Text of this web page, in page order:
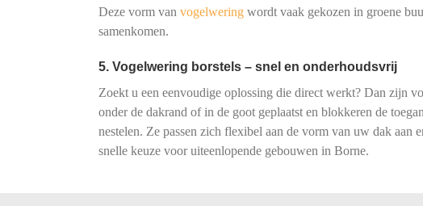
Deze vorm van vogelweringwordt vaak gekozen in groene
samenkomen.
5. Vogelwering borstels – snel en onderhoudsvrij
Zoekt u een eenvoudige oplossing die direct werkt? Dan zijn
onder de dakrand of in de goot geplaatst en blokkeren de
nestelen. Ze passen zich flexibel aan de vorm van uw dak aan
snelle keuze voor uiteenlopende gebouwen in Borne.